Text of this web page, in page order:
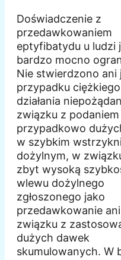
Doświadczenie z
przedawkowaniem
eptyfibatydu u ludzi
bardzo mocno
Nie stwierdzono ani
przypadku ciężkiego
działania
związku z podaniem
przypadkowo
w szybkim
dożylnym, w
zbyt wysoką
wlewu dożylnego
zgłoszonego jako
przedawkowanie
związku z
dużych dawek
skumulowanych. W